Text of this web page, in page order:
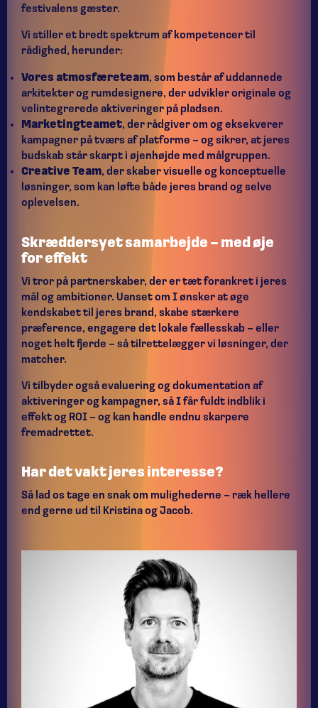
festivalens gæster.
Vi stiller et bredt spektrum af kompetencer til
rådighed, herunder:
Vores atmosfæreteam, som består af uddannede
arkitekter og rumdesignere, der udvikler originale og
velintegrerede aktiveringer på pladsen.
Marketingteamet, der rådgiver om og eksekverer
kampagner på tværs af platforme – og sikrer, at jeres
budskab står skarpt i øjenhøjde med målgruppen.
Creative Team, der skaber visuelle og konceptuelle
løsninger, som kan løfte både jeres brand og selve
oplevelsen.
Skræddersyet samarbejde – med øje
for effekt
Vi tror på partnerskaber, der er tæt forankret i jeres
mål og ambitioner. Uanset om I ønsker at øge
kendskabet til jeres brand, skabe stærkere
præference, engagere det lokale fællesskab – eller
noget helt fjerde – så tilrettelægger vi løsninger, der
matcher.
Vi tilbyder også evaluering og dokumentation af
aktiveringer og kampagner, så I får fuldt indblik i
effekt og ROI – og kan handle endnu skarpere
fremadrettet.
Har det vakt jeres interesse?
Så lad os tage en snak om mulighederne – ræk hellere
end gerne ud til Kristina og Jacob.